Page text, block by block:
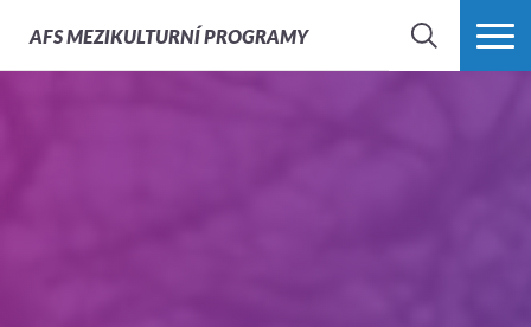
AFSMEZIKULTURNÍ PROGRAMY
HLEDAT VÍCE